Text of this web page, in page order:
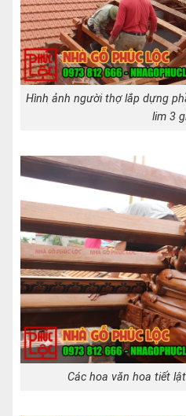
Hình ảnh người thợ lắp dựng
lim 3
Các hoa văn hoa tiết